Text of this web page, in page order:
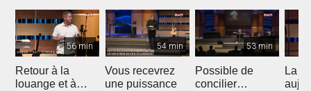
56 min
Retour à la
louange et à
54 min
Vous recevrez
une puissance
53 min
Possible de
concilier
La